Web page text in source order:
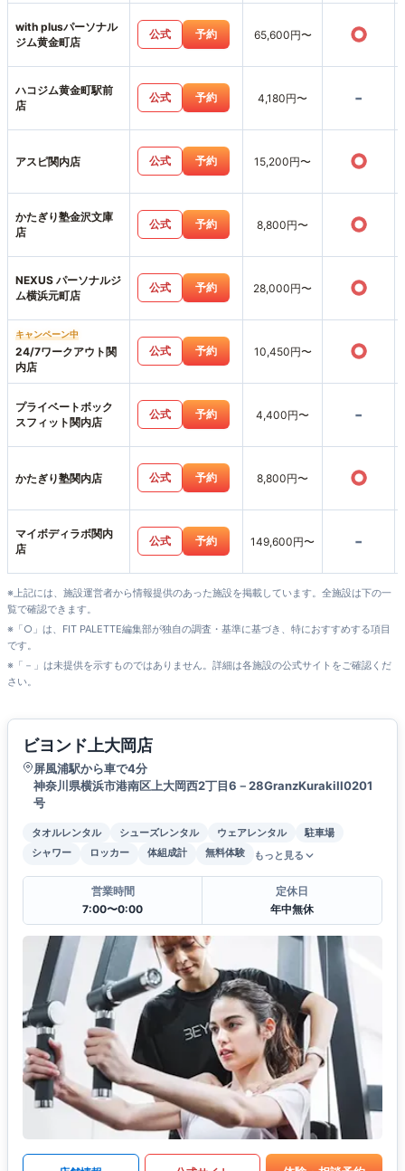
with plusパーソナル
ジム黄金町店
公式 予約 65,600円〜 ○
ハコジム黄金町駅前
店
公式 予約 4,180円〜 -
アスピ関内店 公式 予約 15,200円〜 ○
かたぎり塾金沢文庫
店
公式 予約 8,800円〜 ○
NEXUS パーソナルジ
ム横浜元町店
公式 予約 28,000円〜 ○
キャンペーン中
24/7ワークアウト関
内店
公式 予約 10,450円〜 ○
プライベートボック
スフィット関内店
公式 予約 4,400円〜 -
かたぎり塾関内店 公式 予約 8,800円〜 ○
マイボディラボ関内
店
公式 予約 149,600円〜 -
※上記には、施設運営者から情報提供のあった施設を掲載しています。全施設は下の一
覧で確認できます。
※「○」は、FIT PALETTE編集部が独自の調査・基準に基づき、特におすすめする項目
です。
※「－」は未提供を示すものではありません。詳細は各施設の公式サイトをご確認くだ
さい。
ビヨンド上大岡店
屏風浦駅から車で4分
神奈川県横浜市港南区上大岡西2丁目6－28GranzKurakiII0201
号
タオルレンタル シューズレンタル ウェアレンタル
駐車場
シャワー
ロッカー 体組成計 無料体験 もっと見る
営業時間
7:00〜0:00
定休日
年中無休